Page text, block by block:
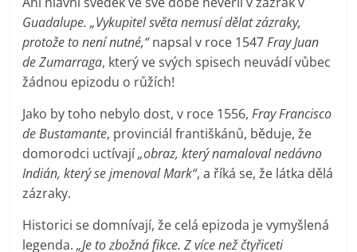
Guadalupe. „Vykupitel světa nemusí dělat zázraky,
protože to není nutné,“napsal v roce 1547Fray Juan
de Zumarraga, který ve svých spisech neuvádí vůbec
žádnou epizodu o růžích!
Jako by toho nebylo dost, v roce 1556,Fray Francisco
de Bustamante, provinciál františkánů, běduje, že
domorodci uctívají„obraz, který namaloval nedávno
Indián, který se jmenoval Mark“, a říká se, že látka dělá
zázraky.
Historici se domnívají, že celá epizoda je vymyšlená
legenda.„Je to zbožná fikce. Z více než čtyřiceti